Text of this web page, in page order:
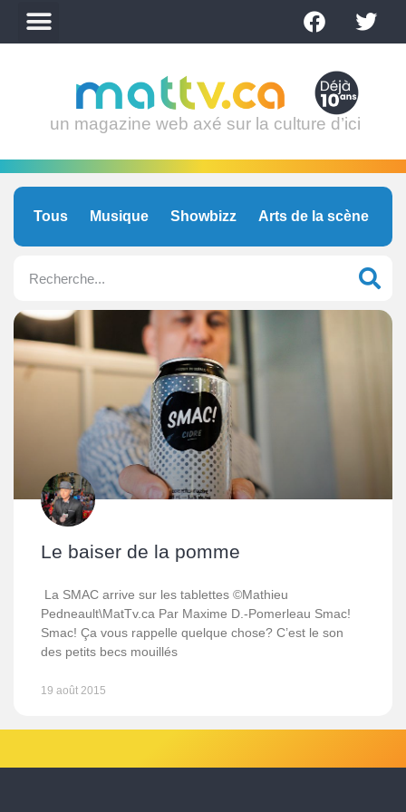
un magazine web axé sur la culture d’ici
Tous Musique Showbizz Arts de la scène
Le baiser de la pomme
La SMAC arrive sur les tablettes ©Mathieu
Pedneault\MatTv.ca Par Maxime D.-Pomerleau Smac!
Smac! Ça vous rappelle quelque chose? C’est le son
des petits becs mouillés
19 août 2015